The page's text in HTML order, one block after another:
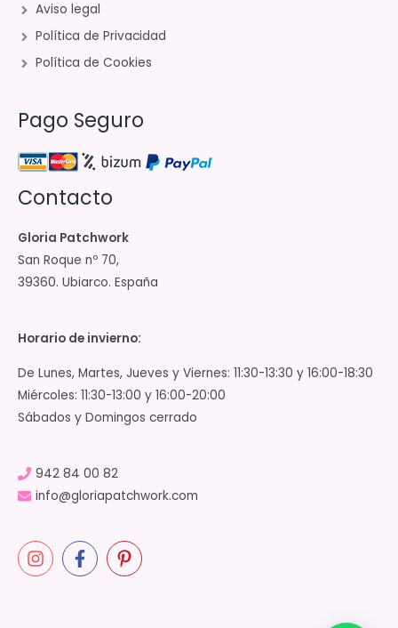
Aviso legal
Política de Privacidad
Política de Cookies
Pago Seguro
Contacto
Gloria Patchwork
San Roque nº 70,
39360. Ubiarco. España
Horario de invierno:
De Lunes, Martes, Jueves y Viernes: 11:30-13:30 y 16:00-18:30
Miércoles: 11:30-13:00 y 16:00-20:00
Sábados y Domingos cerrado
942 84 00 82
info@gloriapatchwork.com